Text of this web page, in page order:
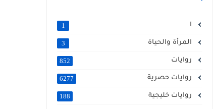
ا 1
المرأة والحياة 3
روايات 852
روايات حصرية 6277
روايات خليجية 188